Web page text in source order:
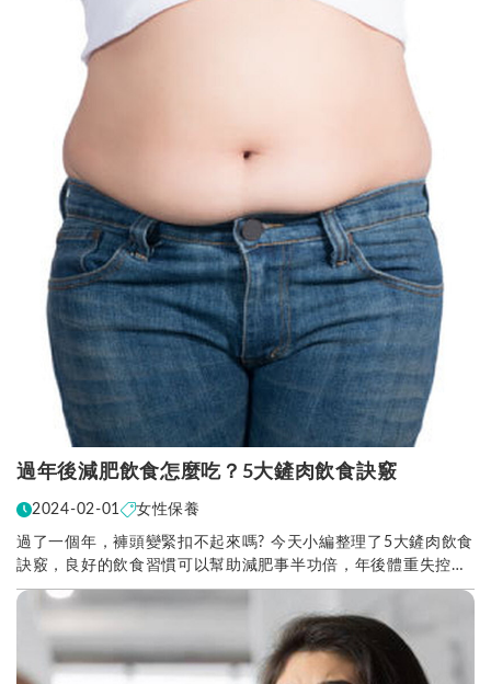
過年後減肥飲食怎麼吃？5大鏟肉飲食訣竅
2024-02-01 女性保養
過了一個年，褲頭變緊扣不起來嗎? 今天小編整理了5大鏟肉飲食
訣竅，良好的飲食習慣可以幫助減肥事半功倍，年後體重失控的
你，一定要看